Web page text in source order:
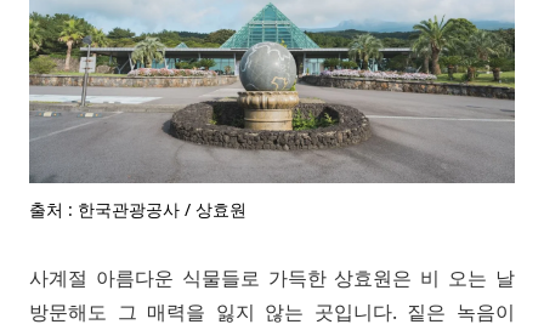
출처 : 한국관광공사 / 상효원
사계절 아름다운 식물들로 가득한 상효원은 비 오는 날
방문해도 그 매력을 잃지 않는 곳입니다. 짙은 녹음이